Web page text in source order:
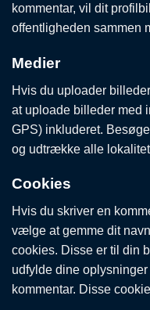
kommentar, vil dit
offentligheden sammen
Medier
Hvis du uploader
at uploade billeder med
GPS) inkluderet.
og udtrække alle
Cookies
Hvis du skriver en
vælge at gemme dit
cookies. Disse er til din
udfylde dine
kommentar. Disse